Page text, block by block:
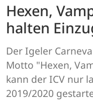
Hexen,
halten
Der Igeler
Motto "Hexen,
kann der ICV nur
2019/2020